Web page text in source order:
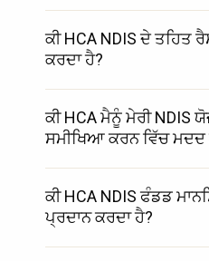
ਕੀ HCA NDIS ਦੇ
ਕਰਦਾ ਹੈ?
ਕੀ HCA ਮੈਨੂੰ ਮੇਰੀ NDIS
ਸਮੀਖਿਆ ਕਰਨ ਵਿੱਚ ਮਦਦ
ਕੀ HCA NDIS ਫੰਡਡ
ਪ੍ਰਦਾਨ ਕਰਦਾ ਹੈ?